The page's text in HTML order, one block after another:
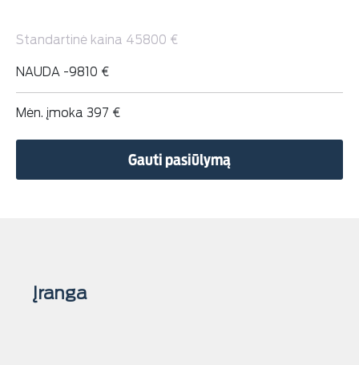
Standartinė kaina 45800 €
NAUDA -9810 €
Mėn. įmoka 397 €
Gauti pasiūlymą
Įranga